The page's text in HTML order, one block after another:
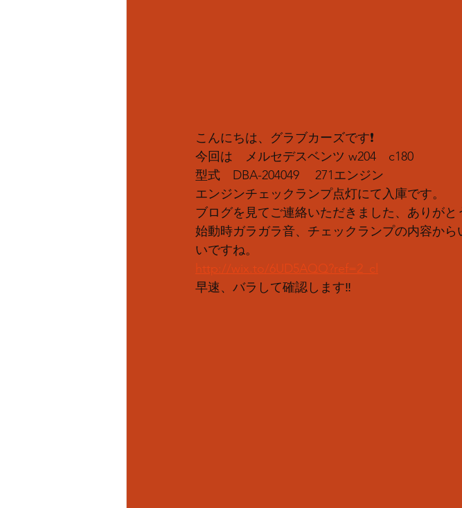
こんにちは、グラブカーズです❗️
今回は　メルセデスベンツ w204　c180
型式　DBA-204049 　271エンジン
エンジンチェックランプ点灯にて入庫です。
ブログを見てご連絡いただきました、ありがと
始動時ガラガラ音、チェックランプの内容か
いですね。
http://wix.to/6UD5AQQ?ref=2_cl
早速、バラして確認します‼️